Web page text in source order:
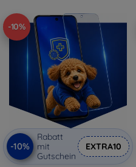
-10%
-10%
Rabatt
mit
Gutschein
EXTRA10